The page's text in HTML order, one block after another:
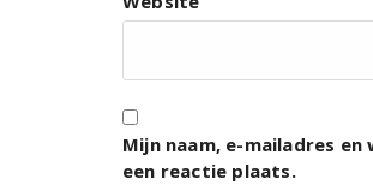
Mijn naam, e-mailadres
een reactie plaats.